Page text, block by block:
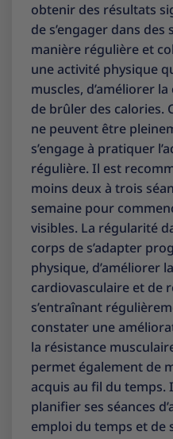
obtenir des résultats
de s’engager dans des
manière régulière et
une activité physique
muscles, d’améliorer
de brûler des calories.
ne peuvent être
s’engage à pratiquer
régulière. Il est
moins deux à trois
semaine pour
visibles. La régularité
corps de s’adapter
physique, d’améliorer
cardiovasculaire et de
s’entraînant
constater une
la résistance
permet également de
acquis au fil du
planifier ses séances
emploi du temps et de